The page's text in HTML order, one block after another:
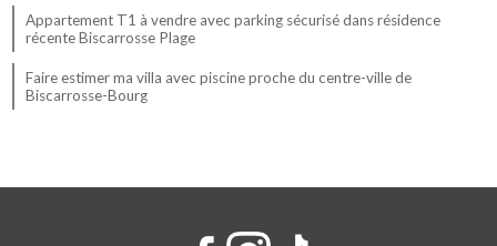
Appartement T1 à vendre avec parking sécurisé dans résidence
récente Biscarrosse Plage
Faire estimer ma villa avec piscine proche du centre-ville de
Biscarrosse-Bourg